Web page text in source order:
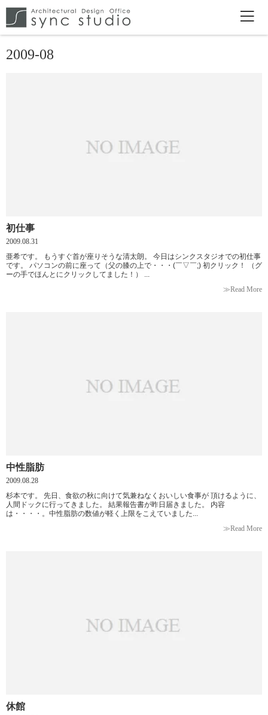
2009-08
初仕事
2009.08.31
亜希です。 もうすぐ首が座りそうな清太朗。 今日はシンクスタジオでの初仕事
です。 パソコンの前に座って（父の膝の上で・・・(￣▽￣;) 初クリック！ （グ
ーの手でほんとにクリックしてました！） ...
≫Read More
中性脂肪
2009.08.28
杉本です。 先日、食欲の秋に向けて気兼ねなくおいしい食事が 頂けるように、
人間ドックに行ってきました。 結果報告書が昨日届きました。 内容
は・・・・。中性脂肪の数値が軽く上限をこえていました...
≫Read More
休館